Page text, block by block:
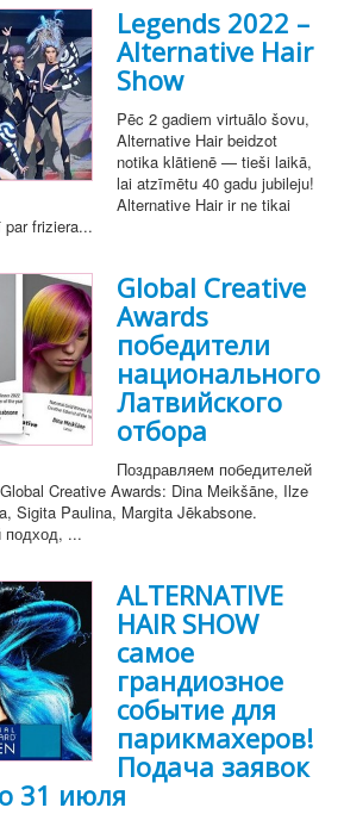
Legends 2022 –
Alternative Hair
Show
Pēc 2 gadiem virtuālo šovu,
Alternative Hair beidzot
notika klātienē — tieši laikā,
lai atzīmētu 40 gadu jubileju!
Alternative Hair ir ne tikai
friziera...
Global Creative
Awards
победители
национального
Латвийского
отбора
Поздравляем победителей
Creative Awards: Dina Meikšāne, Ilze
Sigita Paulina, Margita Jēkabsone.
подход, ...
ALTERNATIVE
HAIR SHOW
самое
грандиозное
событие для
парикмахеров!
Подача заявок
31 июля